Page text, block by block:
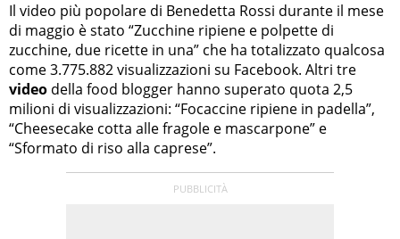
Il video più popolare di Benedetta Rossi durante il mese
di maggio è stato “Zucchine ripiene e polpette di
zucchine, due ricette in una” che ha totalizzato qualcosa
come 3.775.882 visualizzazioni su Facebook. Altri tre
video della food blogger hanno superato quota 2,5
milioni di visualizzazioni: “Focaccine ripiene in padella”,
“Cheesecake cotta alle fragole e mascarpone” e
“Sformato di riso alla caprese”.